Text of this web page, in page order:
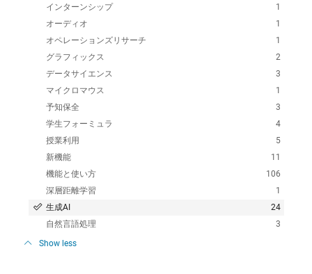
1
インターンシップ
1
オーディオ
1
オペレーションズリサーチ
2
グラフィックス
3
データサイエンス
1
マイクロマウス
3
予知保全
4
学生フォーミュラ
5
授業利用
11
新機能
106
機能と使い方
1
深層距離学習
24
生成AI
3
自然言語処理
Show less